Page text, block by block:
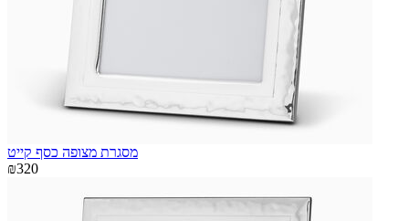
מסגרת מצופה כסף קייט
₪320